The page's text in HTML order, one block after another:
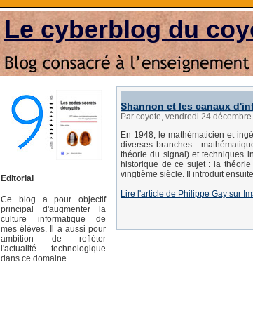
Le cyberblog du
Editorial
Ce blog a pour objectif
principal d'augmenter la
culture informatique de
mes élèves. Il a aussi pour
ambition de refléter
l'actualité technologique
dans ce domaine.
Shannon et les canaux
Par coyote, vendredi 24
En 1948, le mathématicien et
diverses branches :
théorie du signal) et techniques
historique de ce sujet : la
vingtième siècle. Il introduit
Lire l'article de Philippe Gay sur